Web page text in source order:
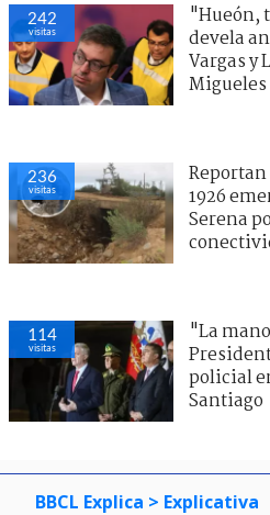
242
visitas
"Hueón,
devela
Vargas y
Migueles
236
visitas
1926
Serena
114
visitas
"La
policial
Santiago
BBCL Explica > Explicativa